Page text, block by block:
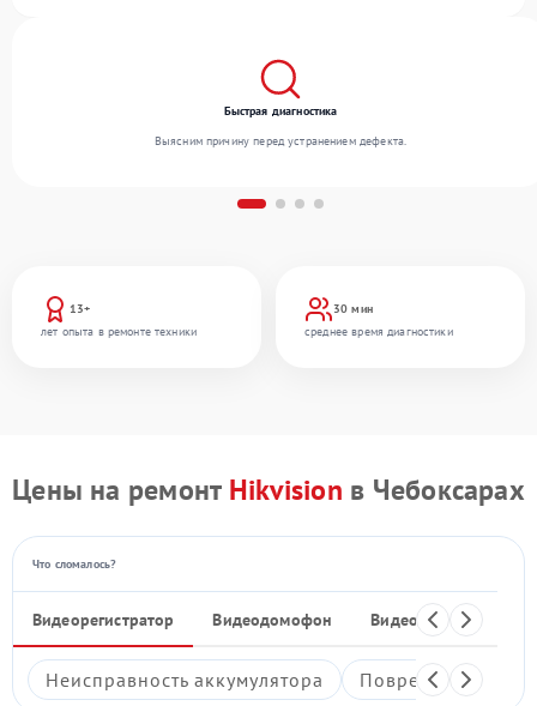
13+
лет опыта в ремонте техники
30 мин
среднее время диагностики
Быстрая диагностика
Выясним причину перед устранением дефекта.
Цены на ремонт Hikvision в Чебоксарах
Что сломалось?
Видеорегистратор Видеодомофон Видеостены
Неисправность аккумулятора Повреждение